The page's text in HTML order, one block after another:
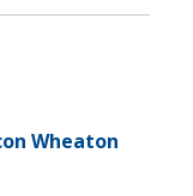
Wheaton